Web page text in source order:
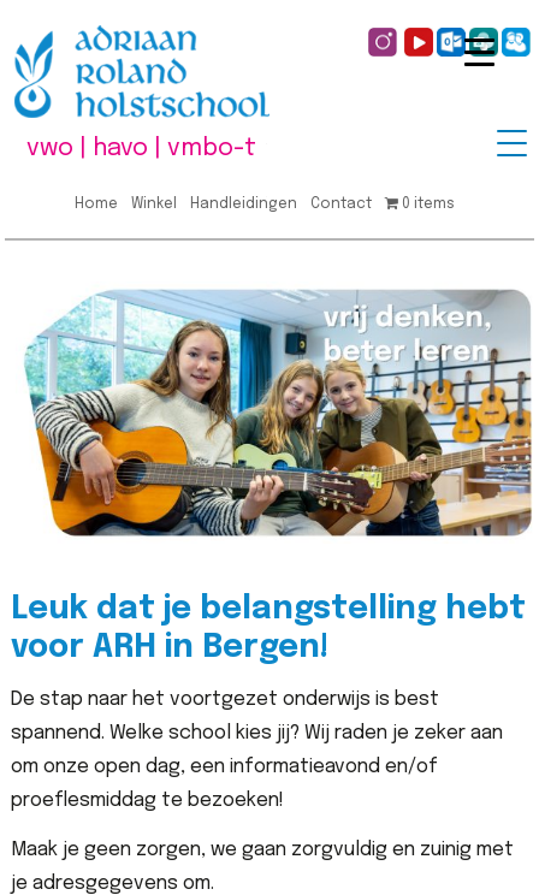
vwo | havo | vmbo-t
Home Winkel Handleidingen Contact 0 items
Leuk dat je belangstelling hebt
voor ARH in Bergen!
De stap naar het voortgezet onderwijs is best
spannend. Welke school kies jij? Wij raden je zeker aan
om onze open dag, een informatieavond en/of
proeflesmiddag te bezoeken!
Maak je geen zorgen, we gaan zorgvuldig en zuinig met
je adresgegevens om.